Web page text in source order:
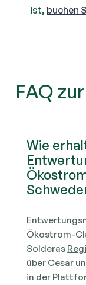
ist, buchen
FAQ
Wie
Ökostrom-
Solderas
über Cesar
in der